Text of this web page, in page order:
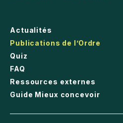
Actualités
Publications de l’Ordre
Quiz
FAQ
Ressources externes
Guide Mieux concevoir